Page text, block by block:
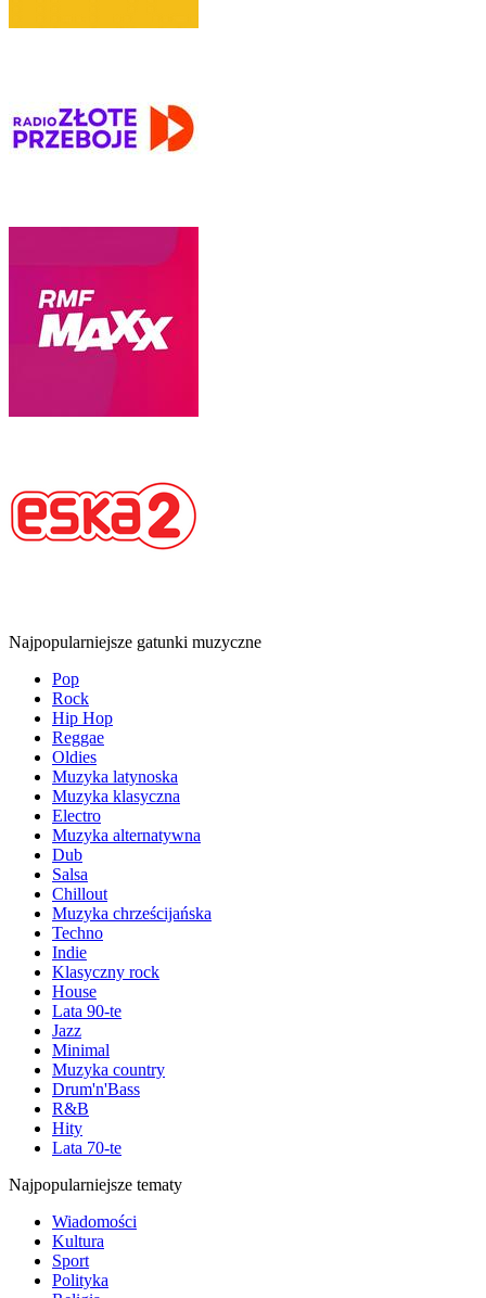
Najpopularniejsze gatunki muzyczne
Pop
Rock
Hip Hop
Reggae
Oldies
Muzyka latynoska
Muzyka klasyczna
Electro
Muzyka alternatywna
Dub
Salsa
Chillout
Muzyka chrześcijańska
Techno
Indie
Klasyczny rock
House
Lata 90-te
Jazz
Minimal
Muzyka country
Drum'n'Bass
R&B
Hity
Lata 70-te
Najpopularniejsze tematy
Wiadomości
Kultura
Sport
Polityka